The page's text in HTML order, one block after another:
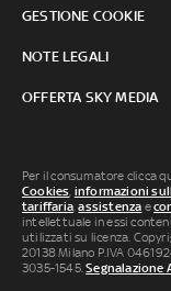
GESTIONE COOKIE
NOTE LEGALI
OFFERTA SKY MEDIA
Per il consumatore clicca
Cookies, informazioni
tariffaria,assistenza e
intellettuale in essi
utilizzati su licenza.
20138 Milano P.IVA
3035-1545.Segnalazione